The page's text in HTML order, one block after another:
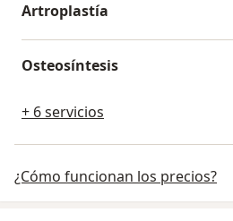
Artroplastía
Osteosíntesis
+ 6 servicios
¿Cómo funcionan los precios?